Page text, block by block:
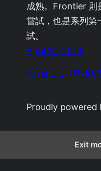
成熟。Frontier 則
嘗試，也是系列第
試。
April 14, 2014
What 3.0 ~尋找新
Proudly
Exit